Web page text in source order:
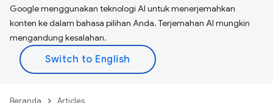
Google menggunakan teknologi AI untuk menerjemahkan
konten ke dalam bahasa pilihan Anda. Terjemahan AI mungkin
mengandung kesalahan.
Beranda Articles